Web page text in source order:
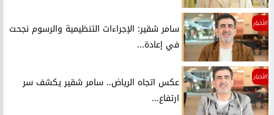
الأخبار
سامر شقير: الإجراءات التنظيمية والرسوم نجحت
في إعادة...
الأخبار
عكس اتجاه الرياض.. سامر شقير يكشف سر
ارتفاع...